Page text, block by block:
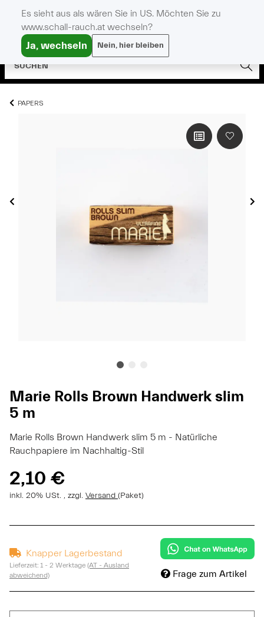
PAPERS
Marie Rolls Brown Handwerk slim
5 m
Marie Rolls Brown Handwerk slim 5 m - Natürliche
Rauchpapiere im Nachhaltig-Stil
2,10 €
inkl. 20% USt. , zzgl. Versand (Paket)
Knapper Lagerbestand
Lieferzeit: 1 - 2 Werktage (AT - Ausland
abweichend)
Frage zum Artikel
Es sieht aus als wären Sie in US. Möchten Sie zu
www.schall-rauch.at wechseln?
Ja, wechseln Nein, hier bleiben